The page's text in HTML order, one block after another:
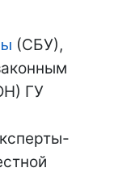
(СБУ),
ГУ